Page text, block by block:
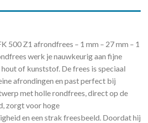
500 Z1 afrondfrees – 1 mm – 27 mm – 1
werk je nauwkeurig aan fijne
of kunststof. De frees is speciaal
afrondingen en past perfect bij
met holle rondfrees, direct op de
zorgt voor hoge
en een strak freesbeeld. Doordat hij